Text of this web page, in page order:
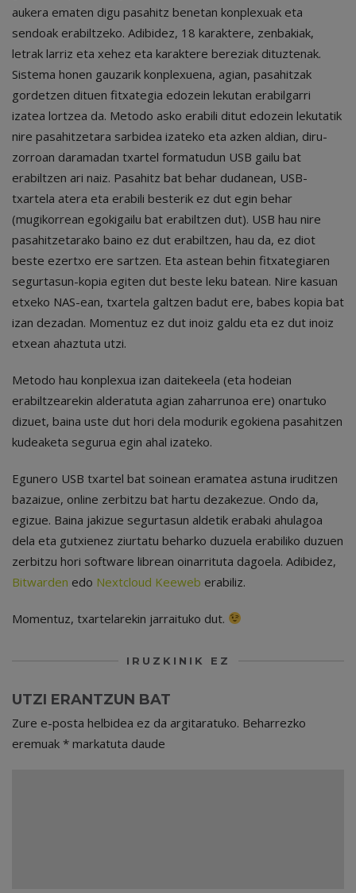
aukera ematen digu pasahitz benetan konplexuak eta
sendoak erabiltzeko. Adibidez, 18 karaktere, zenbakiak,
letrak larriz eta xehez eta karaktere bereziak dituztenak.
Sistema honen gauzarik konplexuena, agian, pasahitzak
gordetzen dituen fitxategia edozein lekutan erabilgarri
izatea lortzea da. Metodo asko erabili ditut edozein lekutatik
nire pasahitzetara sarbidea izateko eta azken aldian, diru-
zorroan daramadan txartel formatudun USB gailu bat
erabiltzen ari naiz. Pasahitz bat behar dudanean, USB-
txartela atera eta erabili besterik ez dut egin behar
(mugikorrean egokigailu bat erabiltzen dut). USB hau nire
pasahitzetarako baino ez dut erabiltzen, hau da, ez diot
beste ezertxo ere sartzen. Eta astean behin fitxategiaren
segurtasun-kopia egiten dut beste leku batean. Nire kasuan
etxeko NAS-ean, txartela galtzen badut ere, babes kopia bat
izan dezadan. Momentuz ez dut inoiz galdu eta ez dut inoiz
etxean ahaztuta utzi.
Metodo hau konplexua izan daitekeela (eta hodeian
erabiltzearekin alderatuta agian zaharrunoa ere) onartuko
dizuet, baina uste dut hori dela modurik egokiena pasahitzen
kudeaketa segurua egin ahal izateko.
Egunero USB txartel bat soinean eramatea astuna iruditzen
bazaizue, online zerbitzu bat hartu dezakezue. Ondo da,
egizue. Baina jakizue segurtasun aldetik erabaki ahulagoa
dela eta gutxienez ziurtatu beharko duzuela erabiliko duzuen
zerbitzu hori software librean oinarrituta dagoela. Adibidez,
Bitwarden edo Nextcloud Keeweb erabiliz.
Momentuz, txartelarekin jarraituko dut.
IRUZKINIK EZ
UTZI ERANTZUN BAT
Zure e-posta helbidea ez da argitaratuko. Beharrezko
eremuak * markatuta daude